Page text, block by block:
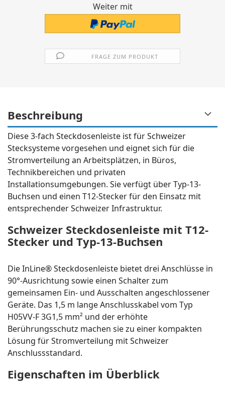
Weiter mit
FRAGE ZUM PRODUKT
Beschreibung
Diese 3-fach Steckdosenleiste ist für Schweizer
Stecksysteme vorgesehen und eignet sich für die
Stromverteilung an Arbeitsplätzen, in Büros,
Technikbereichen und privaten
Installationsumgebungen. Sie verfügt über Typ-13-
Buchsen und einen T12-Stecker für den Einsatz mit
entsprechender Schweizer Infrastruktur.
Schweizer Steckdosenleiste mit T12-
Stecker und Typ-13-Buchsen
Die InLine® Steckdosenleiste bietet drei Anschlüsse in
90°-Ausrichtung sowie einen Schalter zum
gemeinsamen Ein- und Ausschalten angeschlossener
Geräte. Das 1,5 m lange Anschlusskabel vom Typ
H05VV-F 3G1,5 mm² und der erhöhte
Berührungsschutz machen sie zu einer kompakten
Lösung für Stromverteilung mit Schweizer
Anschlussstandard.
Eigenschaften im Überblick